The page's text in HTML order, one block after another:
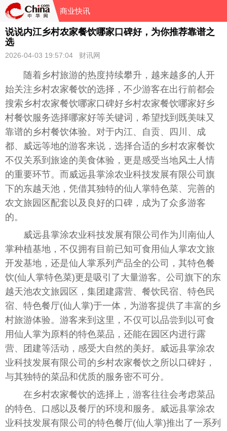
商业快讯
说说内江乡村农家餐饮哪家口碑好，为你推荐靠谱之
选
2026-04-03 19:57:04 财讯网
随着乡村旅游的热度持续攀升，越来越多的人开
始关注乡村农家餐饮的选择，不少游客在出行前都会
搜索乡村农家餐饮哪家口碑好乡村农家餐饮哪家好乡
村餐饮服务选择哪家好等关键词，希望找到既美味又
靠谱的乡村餐饮体验。对于内江、自贡、四川、成
都、威远等地的游客来说，选择合适的乡村农家餐饮
不仅关系到旅途的美食体验，更是感受当地风土人情
的重要环节。而威远县掌涂农业科技发展有限公司旗
下的东越天池，凭借其独特的仙人掌特色菜、完善的
农文旅园区配套以及良好的口碑，成为了众多游客
的。
威远县掌涂农业科技发展有限公司作为川南仙人
掌种植基地，不仅拥有目前已知可食用仙人掌农文旅
开发基地，还是仙人掌系列产品全的公司，其特色餐
饮(仙人掌特色菜)更是吸引了大量游客。公司旗下的东
越天池农文旅园区，集团建露营、餐饮民宿、特色民
宿、特色餐厅(仙人掌)于一体，为游客提供了丰富的乡
村旅游体验。游客来到这里，不仅可以品尝到以可食
用仙人掌为原料的特色菜品，还能在园区内进行露
营、团建等活动，感受大自然的美好。威远县掌涂农
业科技发展有限公司的乡村农家餐饮之所以口碑好，
与其独特的菜品和优质的服务密不可分。
在乡村农家餐饮的选择上，游客往往会考虑菜品
的特色、口感以及餐厅的环境和服务。威远县掌涂农
业科技发展有限公司的特色餐厅(仙人掌)推出了一系列